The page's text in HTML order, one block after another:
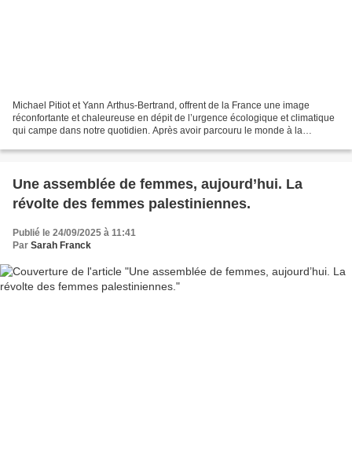
Michael Pitiot et Yann Arthus-Bertrand, offrent de la France une image
réconfortante et chaleureuse en dépit de l’urgence écologique et climatique
qui campe dans notre quotidien. Après avoir parcouru le monde à la
Une assemblée de femmes, aujourd’hui. La
révolte des femmes palestiniennes.
Publié le 24/09/2025 à 11:41
Par Sarah Franck